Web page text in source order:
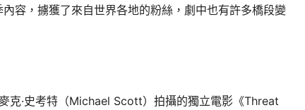
容，擄獲了來自世界各地的粉絲，劇中也有許多橋段變
克·史考特（Michael Scott）拍攝的獨立電影《Threat